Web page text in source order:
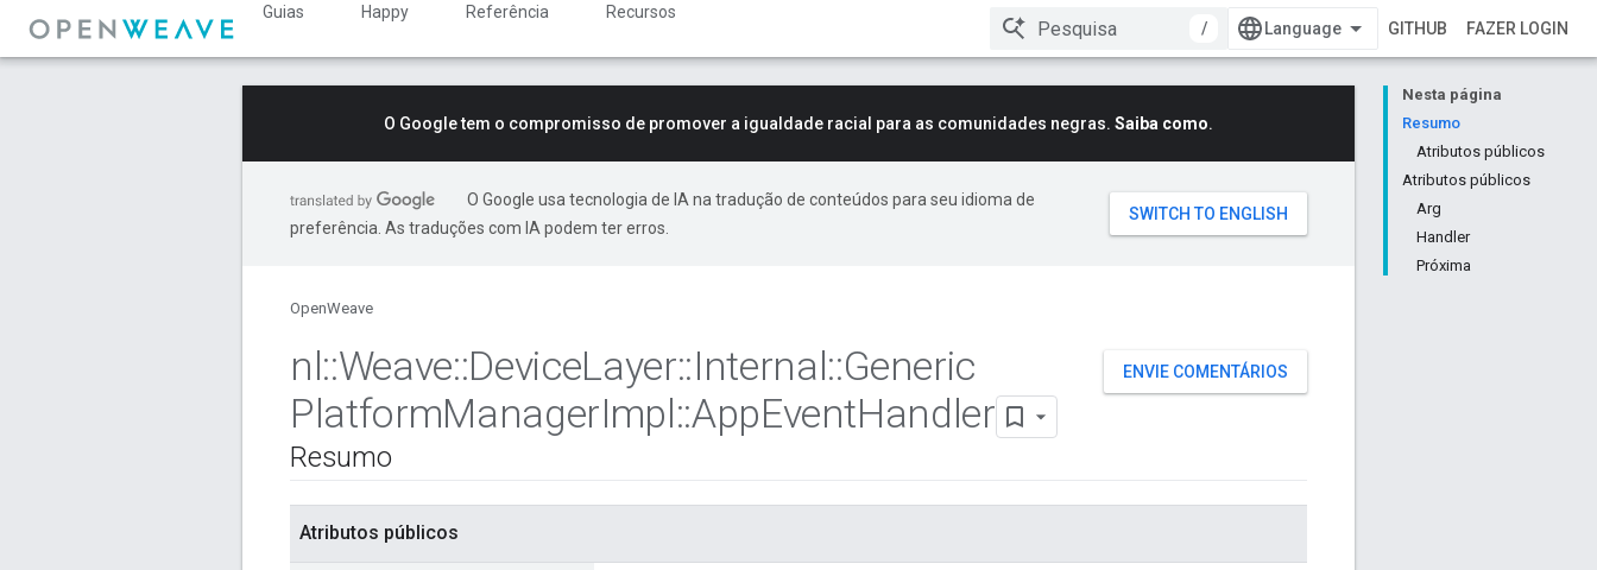
Guias Happy Referência
Recursos
/
GITHUB FAZER LOGIN
Nesta página
Resumo
Atributos públicos
Atributos públicos
Arg
Handler
Próxima
O Google tem o compromisso de promover a igualdade racial para as comunidades negras. Saiba como.
O Google usa tecnologia de IA na tradução de conteúdos para seu idioma de
preferência. As traduções com IA podem ter erros.
OpenWeave
ENVIE COMENTÁRIOS
nl::Weave::DeviceLayer::Internal::Generic
PlatformManagerImpl::AppEventHandler
Resumo
Atributos públicos